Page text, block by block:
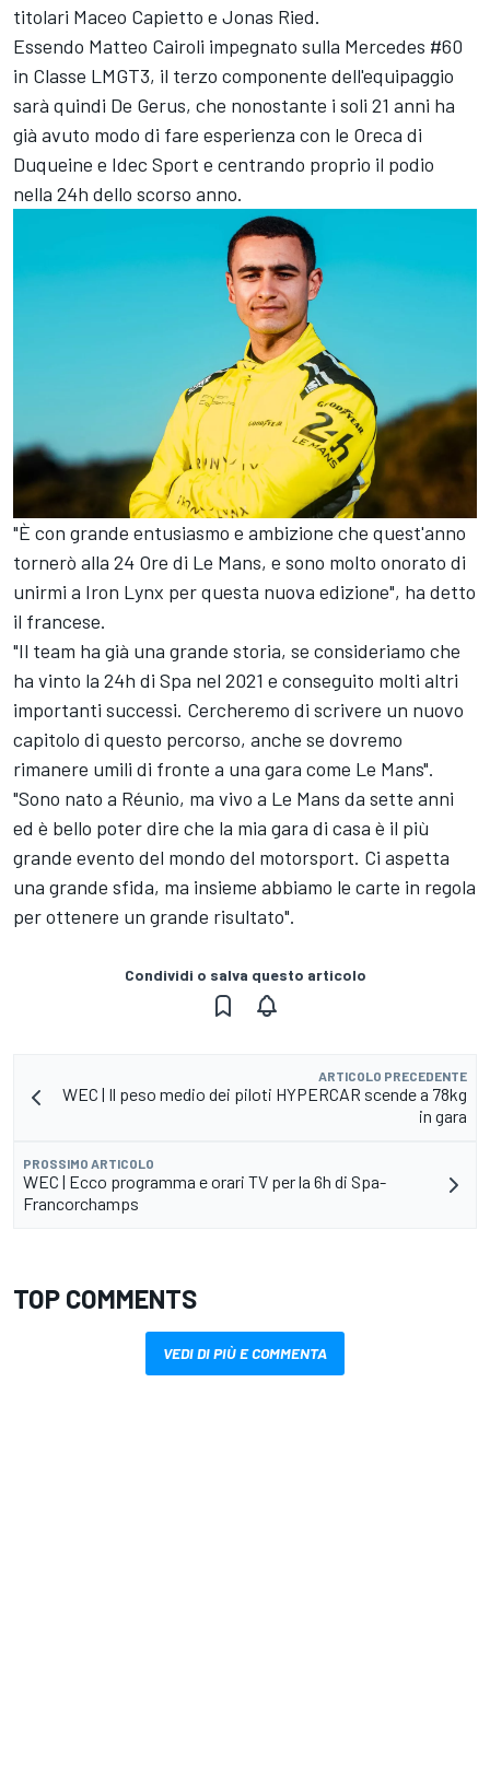
titolari Maceo Capietto e Jonas Ried.
Essendo Matteo Cairoli impegnato sulla Mercedes #60
in Classe LMGT3, il terzo componente dell'equipaggio
sarà quindi De Gerus, che nonostante i soli 21 anni ha
già avuto modo di fare esperienza con le Oreca di
Duqueine e Idec Sport e centrando proprio il podio
nella 24h dello scorso anno.
"È con grande entusiasmo e ambizione che quest'anno
tornerò alla 24 Ore di Le Mans, e sono molto onorato di
unirmi a Iron Lynx per questa nuova edizione", ha detto
il francese.
"Il team ha già una grande storia, se consideriamo che
ha vinto la 24h di Spa nel 2021 e conseguito molti altri
importanti successi. Cercheremo di scrivere un nuovo
capitolo di questo percorso, anche se dovremo
rimanere umili di fronte a una gara come Le Mans".
"Sono nato a Réunio, ma vivo a Le Mans da sette anni
ed è bello poter dire che la mia gara di casa è il più
grande evento del mondo del motorsport. Ci aspetta
una grande sfida, ma insieme abbiamo le carte in regola
per ottenere un grande risultato".
Condividi o salva questo articolo
ARTICOLO PRECEDENTE
WEC | Il peso medio dei piloti HYPERCAR scende a 78kg
in gara
PROSSIMO ARTICOLO
WEC | Ecco programma e orari TV per la 6h di Spa-
Francorchamps
TOP COMMENTS
VEDI DI PIÙ E COMMENTA